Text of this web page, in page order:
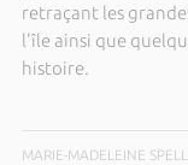
retraçant les
l'île ainsi que
histoire.
MARIE-MADELEINE